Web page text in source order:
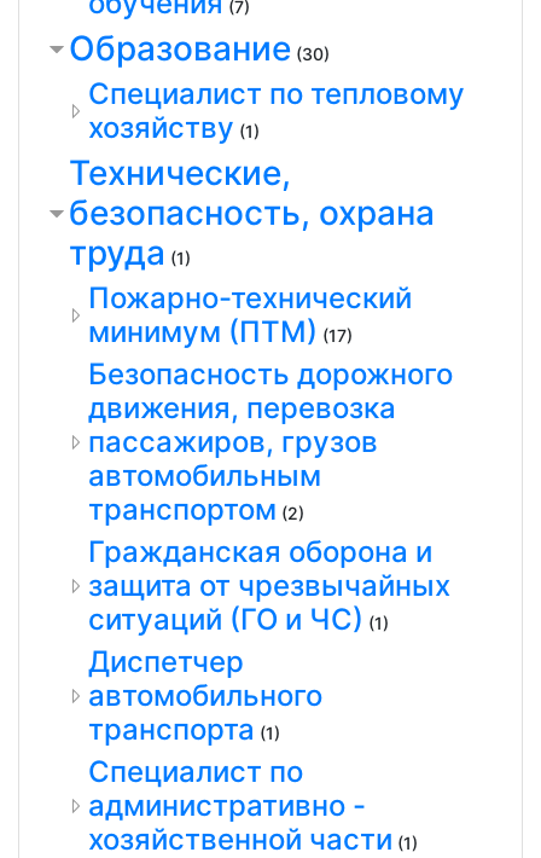
(7)
Образование (30)
Специалист по тепловому
хозяйству (1)
Технические,
безопасность, охрана
труда (1)
Пожарно-технический
минимум (ПТМ) (17)
Безопасность дорожного
движения, перевозка
пассажиров, грузов
автомобильным
транспортом (2)
Гражданская оборона и
защита от чрезвычайных
ситуаций (ГО и ЧС) (1)
Диспетчер
автомобильного
транспорта (1)
Специалист по
административно -
хозяйственной части (1)